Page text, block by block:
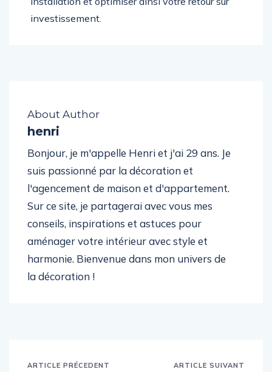
investissement.
About Author
henri
Bonjour, je m'appelle Henri et j'ai 29 ans. Je
suis passionné par la décoration et
l'agencement de maison et d'appartement.
Sur ce site, je partagerai avec vous mes
conseils, inspirations et astuces pour
aménager votre intérieur avec style et
harmonie. Bienvenue dans mon univers de
la décoration !
ARTICLE PRÉCEDENT ARTICLE SUIVANT